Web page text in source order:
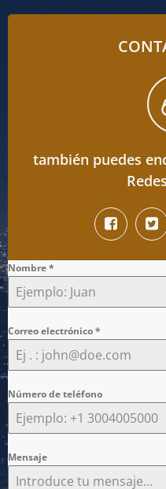
también puedes
Nombre*
Correo electrónico*
Número de teléfono
Mensaje